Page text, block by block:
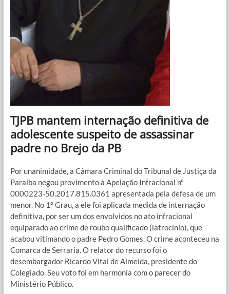
TJPB mantem internação definitiva de
adolescente suspeito de assassinar
padre no Brejo da PB
Por unanimidade, a Câmara Criminal do Tribunal de Justiça da
Paraíba negou provimento à Apelação Infracional nº
0000223-50.2017.815.0361 apresentada pela defesa de um
menor. No 1º Grau, a ele foi aplicada medida de internação
definitiva, por ser um dos envolvidos no ato infracional
equiparado ao crime de roubo qualificado (latrocínio), que
acabou vitimando o padre Pedro Gomes. O crime aconteceu na
Comarca de Serraria. O relator do recurso foi o
desembargador Ricardo Vital de Almeida, presidente do
Colegiado. Seu voto foi em harmonia com o parecer do
Ministério Público.